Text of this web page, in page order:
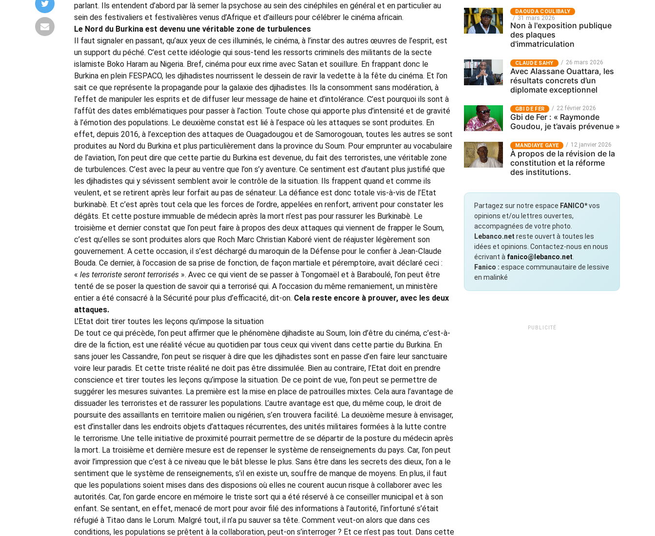
parlant. Ils entendent d’abord par là semer la psychose au sein des cinéphiles en général et en particulier au
sein des festivaliers et festivalières venus d’Afrique et d’ailleurs pour célébrer le cinéma africain.
Le Nord du Burkina est devenu une véritable zone de turbulences
Il faut signaler en passant, qu’aux yeux de ces illuminés, le cinéma, à l’instar des autres œuvres de l’esprit, est
un support du péché. C’est cette idéologie qui sous-tend les ressorts criminels des militants de la secte
islamiste Boko Haram au Nigeria. Bref, cinéma pour eux rime avec Satan et souillure. En frappant donc le
Burkina en plein FESPACO, les djihadistes nourrissent le dessein de ravir la vedette à la fête du cinéma. Et l’on
sait ce que représente la propagande pour la galaxie des djihadistes. Ils la consomment sans modération, à
l’effet de manipuler les esprits et de diffuser leur message de haine et d’intolérance. C’est pourquoi ils sont à
l’affût des dates emblématiques pour passer à l’action. Toute chose qui apporte plus d’intensité et de gravité
à l’émotion des populations. Le deuxième constat est lié à l’espace où les attaques se sont produites. En
effet, depuis 2016, à l’exception des attaques de Ouagadougou et de Samorogouan, toutes les autres se sont
produites au Nord du Burkina et plus particulièrement dans la province du Soum. Pour emprunter au vocabulaire
de l’aviation, l’on peut dire que cette partie du Burkina est devenue, du fait des terroristes, une véritable zone
de turbulences. C’est avec la peur au ventre que l’on s’y aventure. Ce sentiment est d’autant plus justifié que
les djihadistes qui y sévissent semblent avoir le contrôle de la situation. Ils frappent quand et comme ils
veulent, et se retirent après leur forfait au pas de sénateur. La défiance est donc totale vis-à-vis de l’Etat
burkinabè. Et c’est après tout cela que les forces de l’ordre, appelées en renfort, arrivent pour constater les
dégâts. Et cette posture immuable de médecin après la mort n’est pas pour rassurer les Burkinabè. Le
troisième et dernier constat que l’on peut faire à propos des deux attaques qui viennent de frapper le Soum,
c’est qu’elles se sont produites alors que Roch Marc Christian Kaboré vient de réajuster légèrement son
gouvernement. A cette occasion, il s’est déchargé du maroquin de la Défense pour le confier à Jean-Claude
Bouda. Ce dernier, à l’occasion de sa prise de fonction, de façon martiale et péremptoire, avait déclaré ceci :
« les terroriste seront terrorisés ». Avec ce qui vient de se passer à Tongomaël et à Baraboulé, l’on peut être
tenté de se poser la question de savoir qui a terrorisé qui. A l’occasion du même remaniement, un ministère
entier a été consacré à la Sécurité pour plus d’efficacité, dit-on. Cela reste encore à prouver, avec les deux
attaques.
L’Etat doit tirer toutes les leçons qu’impose la situation
De tout ce qui précède, l’on peut affirmer que le phénomène djihadiste au Soum, loin d’être du cinéma, c’est-à-
dire de la fiction, est une réalité vécue au quotidien par tous ceux qui vivent dans cette partie du Burkina. En
sans jouer les Cassandre, l’on peut se risquer à dire que les djihadistes sont en passe d’en faire leur sanctuaire
voire leur paradis. Et cette triste réalité ne doit pas être dissimulée. Bien au contraire, l’Etat doit en prendre
conscience et tirer toutes les leçons qu’impose la situation. De ce point de vue, l’on peut se permettre de
suggérer les mesures suivantes. La première est la mise en place de patrouilles mixtes. Cela aura l’avantage de
dissuader les terroristes et de rassurer les populations. L’autre avantage est que, du même coup, le droit de
poursuite des assaillants en territoire malien ou nigérien, s’en trouvera facilité. La deuxième mesure à envisager,
est d’installer dans les endroits objets d’attaques récurrentes, des unités militaires formées à la lutte contre
le terrorisme. Une telle initiative de proximité pourrait permettre de se départir de la posture du médecin après
la mort. La troisième et dernière mesure est de repenser le système de renseignements du pays. Car, l’on peut
avoir l’impression que c’est à ce niveau que le bât blesse le plus. Sans être dans les secrets des dieux, l’on a le
sentiment que le système de renseignements, s’il en existe un, souffre de manque de moyens. En plus, il faut
que les populations soient mises dans des disposions où elles ne courent aucun risque à collaborer avec les
autorités. Car, l’on garde encore en mémoire le triste sort qui a été réservé à ce conseiller municipal et à son
enfant. Se sentant, en effet, menacé de mort pour avoir filé des informations à l’autorité, l’infortuné s’était
réfugié à Titao dans le Lorum. Malgré tout, il n’a pu sauver sa tête. Comment veut-on alors que dans ces
conditions, les populations se prêtent à la collaboration, peut-on s’interroger ? Et ce n’est pas tout. Dans cette
‎DAOUDA COULIBALY
31 mars 2026
Non à l'exposition publique
des plaques
d'immatriculation
CLAUDE SAHY 26 mars 2026
Avec Alassane Ouattara, les
résultats concrets d’un
diplomate exceptionnel
GBI DE FER 22 février 2026
Gbi de Fer : « Raymonde
Goudou, je t’avais prévenue »
MANDIAYE GAYE 12 janvier 2026
À propos de la révision de la
constitution et la réforme
des institutions.
Partagez sur notre espace FANICO*vos
opinions et/ou lettres ouvertes,
accompagnées de votre photo.
Lebanco.net reste ouvert à toutes les
idées et opinions. Contactez-nous en nous
écrivant à fanico@lebanco.net
Fanico : espace communautaire de lessive
en malinké
PUBLICITÉ